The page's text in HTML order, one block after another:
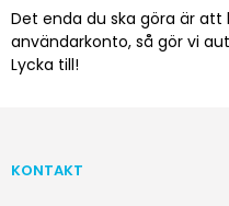
Det enda du ska göra är att
användarkonto, så gör vi
Lycka till!
KONTAKT